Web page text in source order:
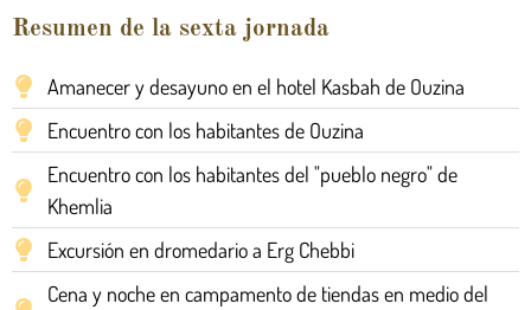
Resumen de la sexta jornada
Amanecer y desayuno en el hotel Kasbah de Ouzina
Encuentro con los habitantes de Ouzina
Encuentro con los habitantes del "pueblo negro" de
Khemlia
Excursión en dromedario a Erg Chebbi
Cena y noche en campamento de tiendas en medio del